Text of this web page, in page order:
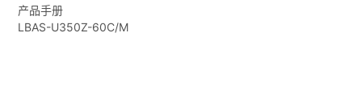
产品手册
LBAS-U350Z-60C/M